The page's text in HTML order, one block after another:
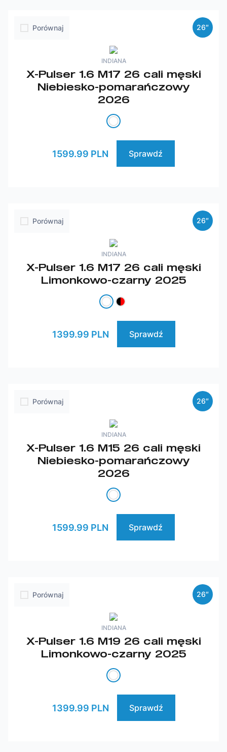
Porównaj
INDIANA
X-Pulser 1.6 M17 26 cali męski
Niebiesko-pomarańczowy
2026
26″
1599.99 PLN Sprawdź
Porównaj
INDIANA
X-Pulser 1.6 M17 26 cali męski
Limonkowo-czarny 2025
26″
1399.99 PLN Sprawdź
Porównaj
INDIANA
X-Pulser 1.6 M15 26 cali męski
Niebiesko-pomarańczowy
2026
26″
1599.99 PLN Sprawdź
Porównaj
INDIANA
X-Pulser 1.6 M19 26 cali męski
Limonkowo-czarny 2025
26″
1399.99 PLN Sprawdź